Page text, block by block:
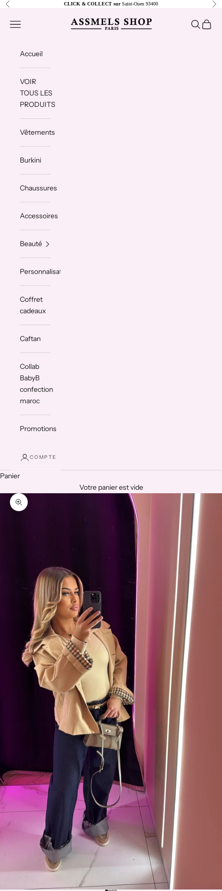
Passer au contenu
Précédent CLICK & COLLECT surSaint-Ouen 93400
Assmels shop
Ouvrir la navigation Ouvrir la
Voir
Accueil
VOIR
TOUS LES
PRODUITS
Vêtements
Burkini
Chaussures
Accessoires
Beauté
Personnalisation
Coffret
cadeaux
Caftan
Collab
BabyB
confection
maroc
Promotions
COMPTE
Panier
Votre panier est vide
Zoomer sur l'image